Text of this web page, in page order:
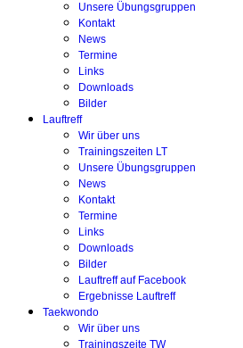
Unsere Übungsgruppen
Kontakt
News
Termine
Links
Downloads
Bilder
Lauftreff
Wir über uns
Trainingszeiten LT
Unsere Übungsgruppen
News
Kontakt
Termine
Links
Downloads
Bilder
Lauftreff auf Facebook
Ergebnisse Lauftreff
Taekwondo
Wir über uns
Trainingszeite TW